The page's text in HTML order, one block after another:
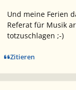
Und meine Ferien
Referat für Musik
totzuschlagen ;-)
Zitieren